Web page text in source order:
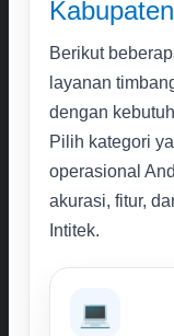
Berikut
layanan
dengan
Pilih kategori
operasional
akurasi, fitur,
Intitek.
💻